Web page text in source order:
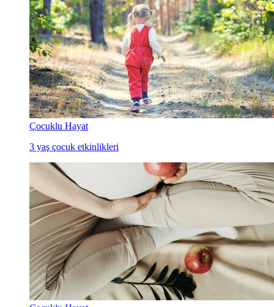
Çocuklu Hayat
3 yaş çocuk etkinlikleri